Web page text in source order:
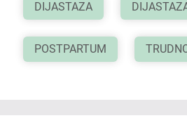
DIJASTAZA
POSTPARTUM